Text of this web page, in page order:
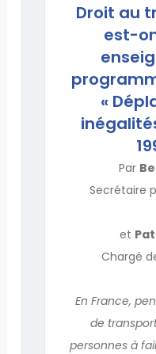
Droit au
est-
«
Par
Secrétaire
et
Chargé
En France,
de
personnes à